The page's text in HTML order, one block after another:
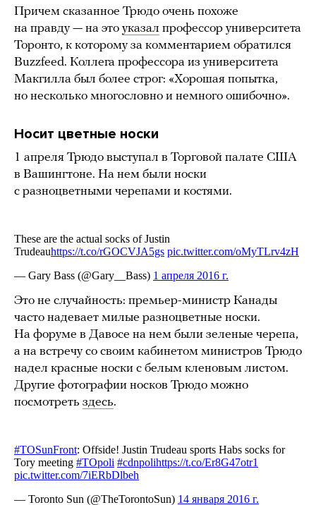
Причем сказанное Трюдо очень похоже
на правду — на это указал профессор университета
Торонто, к которому за комментарием обратился
Buzzfeed. Коллега профессора из университета
Макгилла был более строг: «Хорошая попытка,
но несколько многословно и немного ошибочно».
Носит цветные носки
1 апреля Трюдо выступал в Торговой палате США
в Вашингтоне. На нем были носки
с разноцветными черепами и костями.
Это не случайность: премьер-министр Канады
часто надевает милые разноцветные носки.
На форуме в Давосе на нем были зеленые черепа,
а на встречу со своим кабинетом министров Трюдо
надел красные носки с белым кленовым листом.
Другие фотографии носков Трюдо можно
посмотреть здесь.